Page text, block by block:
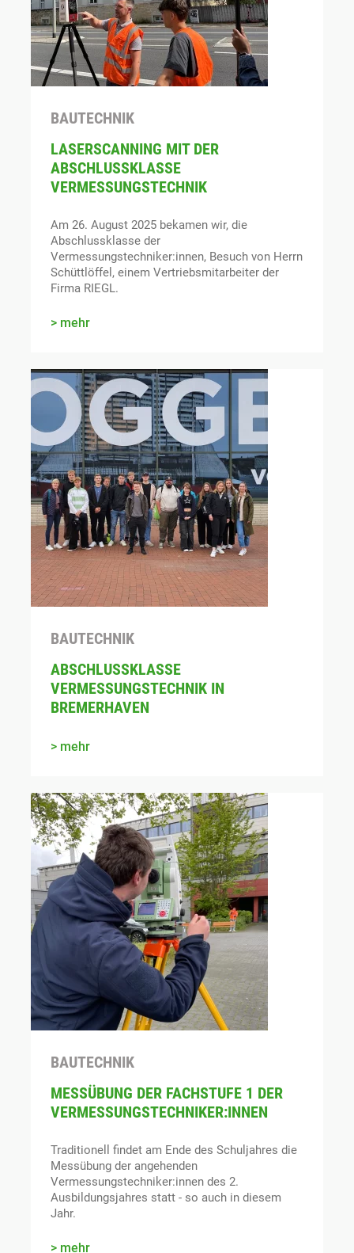
BAUTECHNIK
LASERSCANNING MIT DER
ABSCHLUSSKLASSE
VERMESSUNGSTECHNIK
Am 26. August 2025 bekamen wir, die
Abschlussklasse der
Vermessungstechniker:innen, Besuch von Herrn
Schüttlöffel, einem Vertriebsmitarbeiter der
Firma RIEGL.
mehr
BAUTECHNIK
ABSCHLUSSKLASSE
VERMESSUNGSTECHNIK IN
BREMERHAVEN
mehr
BAUTECHNIK
MESSÜBUNG DER FACHSTUFE 1 DER
VERMESSUNGSTECHNIKER:INNEN
Traditionell findet am Ende des Schuljahres die
Messübung der angehenden
Vermessungstechniker:innen des 2.
Ausbildungsjahres statt - so auch in diesem
Jahr.
mehr